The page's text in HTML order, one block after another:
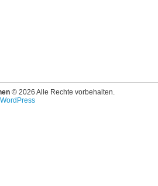
© 2026 Alle Rechte vorbehalten.
WordPress